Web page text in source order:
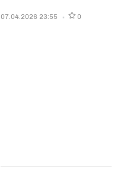
07.04.2026 23:55 0